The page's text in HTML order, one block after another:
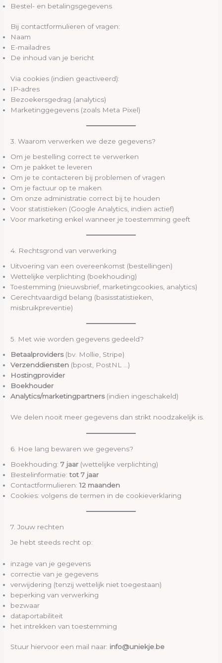
Bestel- en betalingsgegevens
Bij contactformulieren of vragen:
Naam
E-mailadres
De inhoud van je bericht
Via cookies (indien geactiveerd):
IP‑adres
Bezoekersgedrag (analytics)
Marketinggegevens (zoals Meta Pixel)
3. Waarom verwerken we deze gegevens?
Om je bestelling correct te verwerken
Om je pakket te leveren
Om je te contacteren bij problemen of vragen
Om je factuur op te maken
Om onze administratie correct bij te houden
Voor statistieken (Google Analytics, indien actief)
Voor marketing enkel wanneer je toestemming geeft
4. Rechtsgrond van verwerking
Uitvoering van een overeenkomst (bestellingen)
Wettelijke verplichting (boekhouding)
Toestemming (nieuwsbrief, marketingcookies, analytics)
Gerechtvaardigd belang (basisstatistieken,
misbruikpreventie)
5. Met wie worden gegevens gedeeld?
Betaalproviders(bv. Mollie, Stripe)
Verzenddiensten (bpost, PostNL …)
Hostingprovider
Boekhouder
Analytics/marketingpartners(indien ingeschakeld)
We delen nooit meer gegevens dan strikt noodzakelijk is.
6. Hoe lang bewaren we gegevens?
Boekhouding:7 jaar(wettelijke verplichting)
Bestelinformatie:tot 7 jaar
Contactformulieren:12 maanden
Cookies: volgens de termen in de cookieverklaring
7. Jouw rechten
Je hebt steeds recht op:
inzage van je gegevens
correctie van je gegevens
verwijdering (tenzij wettelijk niet toegestaan)
beperking van verwerking
bezwaar
dataportabiliteit
het intrekken van toestemming
Stuur hiervoor een mail naar: info@uniekje.be